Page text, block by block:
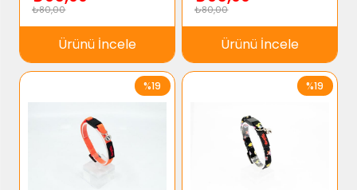
₺80,00
Ürünü İncele
₺80,00
Ürünü İncele
%19 %19